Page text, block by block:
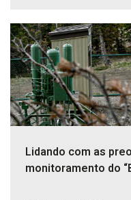
Lidando com as
monitoramento do